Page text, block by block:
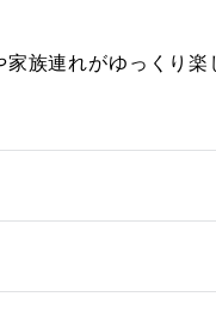
族連れがゆっくり楽